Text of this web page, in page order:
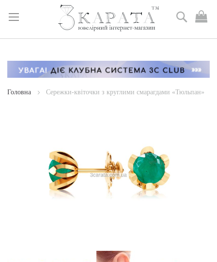
Skip
Content
Пошук
Головна Сережки-квіточки з круглими смарагдами «Тюльпан»